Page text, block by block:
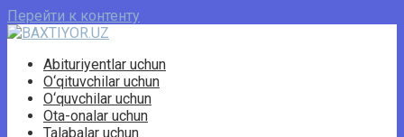
Перейти к контенту
Abituriyentlar uchun
O‘qituvchilar uchun
O‘quvchilar uchun
Ota-onalar uchun
Talabalar uchun